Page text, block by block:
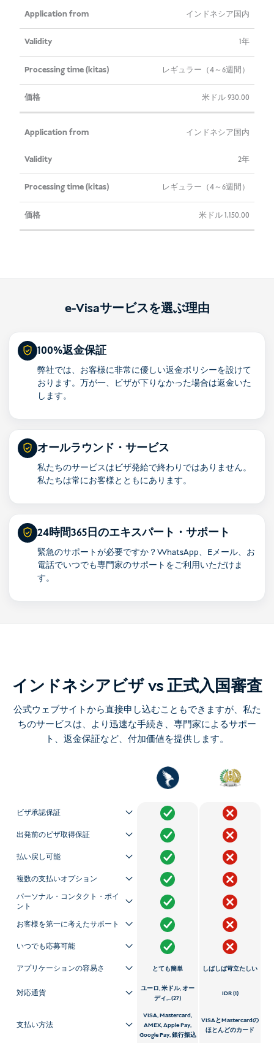
インドネシア国内
1年
レギュラー（4～6週間）
米ドル930.00
インドネシア国内
2年
レギュラー（4～6週間）
米ドル1,150.00
e-Visaサービスを選ぶ理由
100%返金保証
弊社では、お客様に非常に優しい返金ポリシーを設けて
おります。万が一、ビザが下りなかった場合は返金いた
します。
オールラウンド・サービス
私たちのサービスはビザ発給で終わりではありません。
私たちは常にお客様とともにあります。
24時間365日のエキスパート・サポート
緊急のサポートが必要ですか？WhatsApp、Eメール、お
電話でいつでも専門家のサポートをご利用いただけま
す。
インドネシアビザ vs 正式入国審査
公式ウェブサイトから直接申し込むこともできますが、私た
ちのサービスは、より迅速な手続き、専門家によるサポー
ト、返金保証など、付加価値を提供します。
ビザ承認保証
出発前のビザ取得保証
払い戻し可能
複数の支払いオプション
パーソナル・コンタクト・ポイ
ント
お客様を第一に考えたサポート
いつでも応募可能
アプリケーションの容易さ とても簡単 しばしば苛立たしい
対応通貨
ユーロ, 米ドル, オー
ディ,...(27)
IDR (1)
支払い方法
VISA, Mastercard,
AMEX, Apple Pay,
Google Pay, 銀行振込
VISAとMastercardの
ほとんどのカード